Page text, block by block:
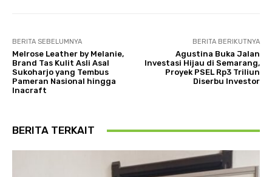
BERITA SEBELUMNYA
Melrose Leather by Melanie,
Brand Tas Kulit Asli Asal
Sukoharjo yang Tembus
Pameran Nasional hingga
Inacraft
BERITA BERIKUTNYA
Agustina Buka Jalan
Investasi Hijau di Semarang,
Proyek PSEL Rp3 Triliun
Diserbu Investor
BERITA TERKAIT